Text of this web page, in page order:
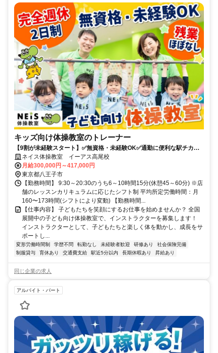
キッズ向け体操教室のトレーナー
【9割が未経験スタート】✅️無資格・未経験OK✅️通勤に便利な駅チカ✅️
充実のサポートで安心して始められます！
ネイス体操教室 イーアス高尾校
月給300,000円～417,000円
東京都八王子市
【勤務時間】 9:30～20:30のうち6～10時間15分(休憩45～60分) ※店
舗のレッスンカリキュラムに応じたシフト制 平均所定労働時間：月
160〜173時間(シフトにより変動) 【勤務時間...
【仕事内容】 子どもたちを笑顔にするお仕事を始めませんか？ 全国
展開中の子ども向け体操教室で、インストラクターを募集します！
インストラクターとして、子どもたちと楽しく体を動かし、成長をサ
ポートし...
変形労働時間制 学歴不問 転勤なし 未経験者歓迎 研修あり
社会保険完備
制服貸与
育休あり 交通費支給 駅近5分以内 長期休暇あり 昇給あり
同じ企業の求人
アルバイト・パート